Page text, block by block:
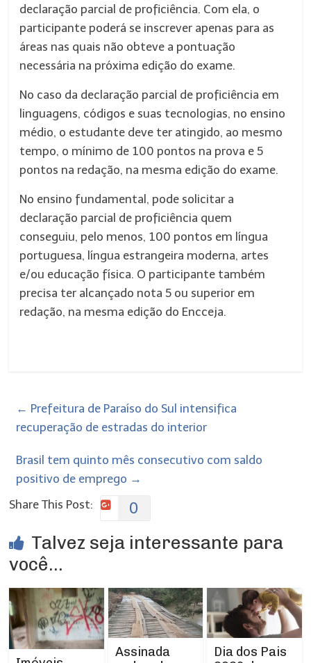
declaração parcial de proficiência. Com ela, o
participante poderá se inscrever apenas para as
áreas nas quais não obteve a pontuação
necessária na próxima edição do exame.
No caso da declaração parcial de proficiência em
linguagens, códigos e suas tecnologias, no ensino
médio, o estudante deve ter atingido, ao mesmo
tempo, o mínimo de 100 pontos na prova e 5
pontos na redação, na mesma edição do exame.
No ensino fundamental, pode solicitar a
declaração parcial de proficiência quem
conseguiu, pelo menos, 100 pontos em língua
portuguesa, língua estrangeira moderna, artes
e/ou educação física. O participante também
precisa ter alcançado nota 5 ou superior em
redação, na mesma edição do Encceja.
← Prefeitura de Paraíso do Sul intensifica
recuperação de estradas do interior
Brasil tem quinto mês consecutivo com saldo
positivo de emprego →
Share This Post:
0
Talvez seja interessante para
você...
Assinada
Dia dos Pais